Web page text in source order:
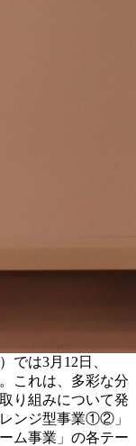
では3月12日、
これは、多彩な分
り組みについて発
ンジ型事業①②」
ム事業」の各テー